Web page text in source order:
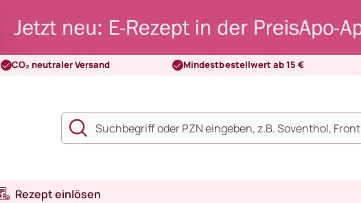
CO₂ neutraler Versand Mindestbestellwert ab 15 €
Rezept einlösen